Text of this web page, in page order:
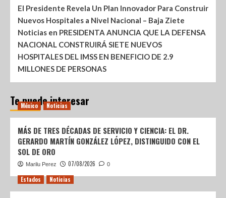
El Presidente Revela Un Plan Innovador Para Construir
Nuevos Hospitales a Nivel Nacional – Baja Ziete
Noticias en PRESIDENTA ANUNCIA QUE LA DEFENSA
NACIONAL CONSTRUIRÁ SIETE NUEVOS
HOSPITALES DEL IMSS EN BENEFICIO DE 2.9
MILLONES DE PERSONAS
Te puede interesar
México Noticias
MÁS DE TRES DÉCADAS DE SERVICIO Y CIENCIA: EL DR.
GERARDO MARTÍN GONZÁLEZ LÓPEZ, DISTINGUIDO CON EL
SOL DE ORO
Marilu Perez 07/08/2026 0
Estados Noticias